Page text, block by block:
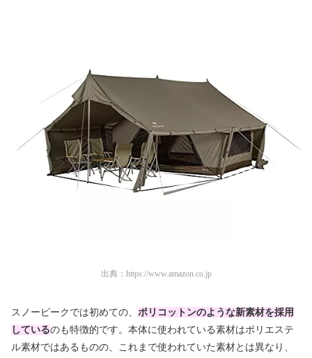
出典： https://www.amazon.co.jp
スノーピークでは初めての、 ポリコットンのような新素材を採用
しているのも特徴的です。本体に使われている素材はポリエステ
ル素材ではあるものの、これまで使われていた素材とは異なり、